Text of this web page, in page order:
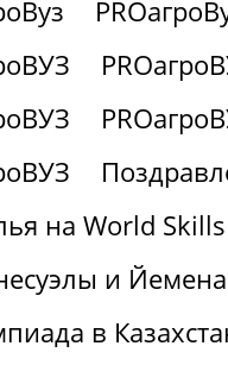
на World
и
в